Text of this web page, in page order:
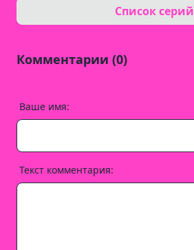
Список серий
Комментарии (0)
Ваше имя:
Текст комментария: